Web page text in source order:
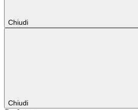
Chiudi
Chiudi